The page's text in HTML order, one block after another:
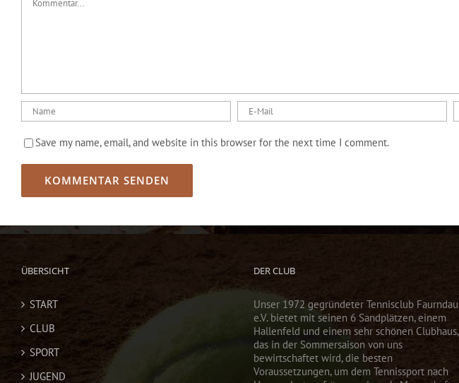
Save my name, email, and website in this browser for the next time I comment.
ÜBERSICHT
START
CLUB
SPORT
JUGEND
DER CLUB
Unser 1972 gegründeter Tennisclub Faurndau
e.V. bietet mit seinen 6 Sandplätzen, einem
Hallenfeld und einem sehr schönen Clubhaus,
das in der Sommersaison von uns
bewirtschaftet wird, die besten
Voraussetzungen, um dem Tennissport nach